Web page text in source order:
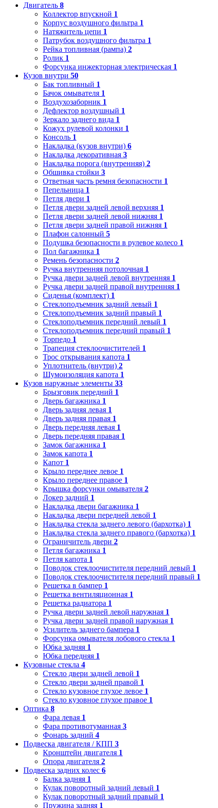
Двигатель 8
Коллектор впускной 1
Корпус воздушного фильтра 1
Натяжитель цепи 1
Патрубок воздушного фильтра 1
Рейка топливная (рампа) 2
Ролик 1
Форсунка инжекторная электрическая 1
Кузов внутри 50
Бак топливный 1
Бачок омывателя 1
Воздухозаборник 1
Дефлектор воздушный 1
Зеркало заднего вида 1
Кожух рулевой колонки 1
Консоль 1
Накладка (кузов внутри) 6
Накладка декоративная 3
Накладка порога (внутренняя) 2
Обшивка стойки 3
Ответная часть ремня безопасности 1
Пепельница 1
Петля двери 1
Петля двери задней левой верхняя 1
Петля двери задней левой нижняя 1
Петля двери задней правой нижняя 1
Плафон салонный 5
Подушка безопасности в рулевое колесо 1
Пол багажника 1
Ремень безопасности 2
Ручка внутренняя потолочная 1
Ручка двери задней левой внутренняя 1
Ручка двери задней правой внутренняя 1
Сиденья (комплект) 1
Стеклоподъемник задний левый 1
Стеклоподъемник задний правый 1
Стеклоподъемник передний левый 1
Стеклоподъемник передний правый 1
Торпедо 1
Трапеция стеклоочистителей 1
Трос открывания капота 1
Уплотнитель (внутри) 2
Шумоизоляция капота 1
Кузов наружные элементы 33
Брызговик передний 1
Дверь багажника 1
Дверь задняя левая 1
Дверь задняя правая 1
Дверь передняя левая 1
Дверь передняя правая 1
Замок багажника 1
Замок капота 1
Капот 1
Крыло переднее левое 1
Крыло переднее правое 1
Крышка форсунки омывателя 2
Локер задний 1
Накладка двери багажника 1
Накладка двери передней левой 1
Накладка стекла заднего левого (бархотка) 1
Накладка стекла заднего правого (бархотка) 1
Ограничитель двери 2
Петля багажника 1
Петля капота 1
Поводок стеклоочистителя передний левый 1
Поводок стеклоочистителя передний правый 1
Решетка в бампер 1
Решетка вентиляционная 1
Решетка радиатора 1
Ручка двери задней левой наружная 1
Ручка двери задней правой наружная 1
Усилитель заднего бампера 1
Форсунка омывателя лобового стекла 1
Юбка задняя 1
Юбка передняя 1
Кузовные стекла 4
Стекло двери задней левой 1
Стекло двери задней правой 1
Стекло кузовное глухое левое 1
Стекло кузовное глухое правое 1
Оптика 8
Фара левая 1
Фара противотуманная 3
Фонарь задний 4
Подвеска двигателя / КПП 3
Кронштейн двигателя 1
Опора двигателя 2
Подвеска задних колес 6
Балка задняя 1
Кулак поворотный задний левый 1
Кулак поворотный задний правый 1
Пружина задняя 1